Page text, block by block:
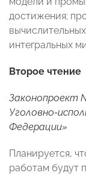
достижения;
интегральных
Второе чтение
Законопроект
Уголовно-
Федерации»
Планируется,
работам будут